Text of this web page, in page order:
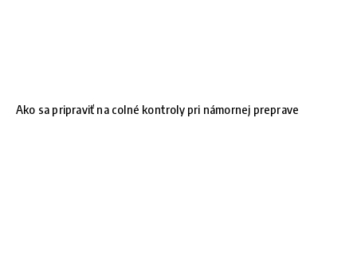
Ako sa pripraviť na colné kontroly pri námornej preprave